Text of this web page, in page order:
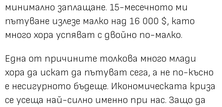
минимално заплащане. 15-месечното ми
пътуване излезе малко над 16 000 $, като
много хора успяват с двойно по-малко.
Една от причините толкова много млади
хора да искат да пътуват сега, а не по-късно
е несигурното бъдеще. Икономическата криза
се усеща най-силно именно при нас. Защо да